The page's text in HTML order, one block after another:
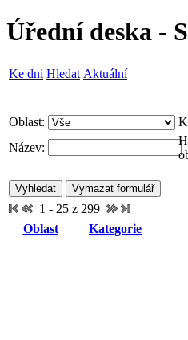
Úřední deska -
Ke dni Hledat Aktuální
Oblast:
Název:
1 - 25 z 299
Oblast
Kategorie